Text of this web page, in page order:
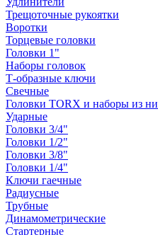
Трещоточные рукоятки
Воротки
Торцевые головки
Головки 1"
Наборы головок
Т-образные ключи
Свечные
Головки TORX и наборы из
Ударные
Головки 3/4"
Головки 1/2"
Головки 3/8"
Головки 1/4"
Ключи гаечные
Радиусные
Трубные
Динамометрические
Стартерные